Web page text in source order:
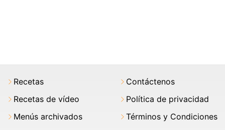
Recetas
Recetas de vídeo
Menús archivados
Contáctenos
Política de privacidad
Términos y Condiciones